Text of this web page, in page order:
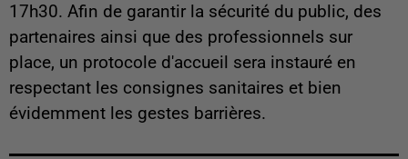
17h30. Afin de garantir la sécurité du public, des
partenaires ainsi que des professionnels sur
place, un protocole d'accueil sera instauré en
respectant les consignes sanitaires et bien
évidemment les gestes barrières.